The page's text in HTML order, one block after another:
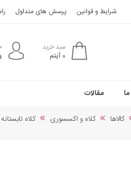
شرایط و قوانین پرسش های متداول
سبد خرید
0آیتم
مقالات
کالاها کلاه و اکسسوری کلاه تابستانه